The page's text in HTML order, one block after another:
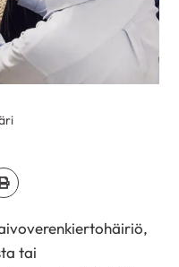
Print
tai